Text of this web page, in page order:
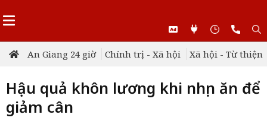
An Giang 24 giờ Chính trị - Xã hội Xã hội - Từ thiện
Hậu quả khôn lương khi nhịn ăn để
giảm cân